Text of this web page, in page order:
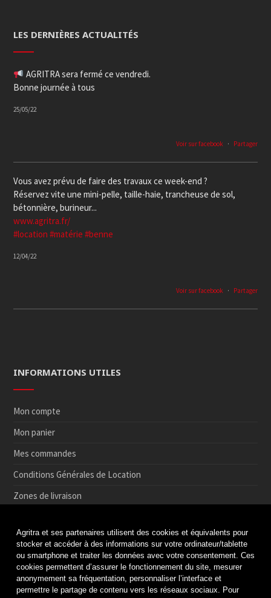
LES DERNIÈRES ACTUALITÉS
AGRITRA sera fermé ce vendredi.
Bonne journée à tous
25/05/22
Voir sur facebook · Partager
Vous avez prévu de faire des travaux ce week-end ?
Réservez vite une mini-pelle, taille-haie, trancheuse de sol,
bétonnière, burineur...
www.agritra.fr/
#location #matérie #benne
12/04/22
Voir sur facebook · Partager
INFORMATIONS UTILES
Mon compte
Mon panier
Mes commandes
Conditions Générales de Location
Zones de livraison
Paiement sécurisé
Médiation de la consommation
Protection des données
Agritra et ses partenaires utilisent des cookies et équivalents pour
stocker et accéder à des informations sur votre ordinateur/tablette
ou smartphone et traiter les données avec votre consentement. Ces
cookies permettent d’assurer le fonctionnement du site, mesurer
anonymement sa fréquentation, personnaliser l’interface et
permettre le partage de contenu vers les réseaux sociaux. Pour